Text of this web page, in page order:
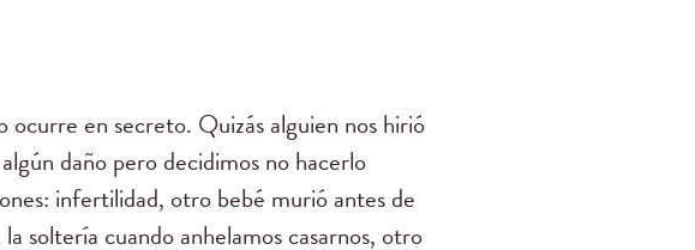
en secreto. Quizás alguien nos hirió
daño pero decidimos no hacerlo
infertilidad, otro bebé murió antes de
soltería cuando anhelamos casarnos, otro